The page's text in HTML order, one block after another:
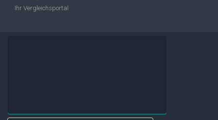
Ihr Vergleichsportal